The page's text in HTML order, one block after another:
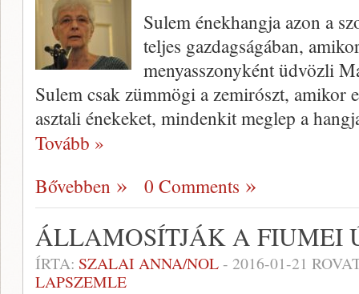
Sulem énekhangja azon a
teljes gazdagságában,
menyasszonyként üdvözli
Sulem csak zümmögi a zemirószt, amikor
asztali énekeket, mindenkit meglep a
Tovább »
Bővebben
0 Comments
ÁLLAMOSÍTJÁK A FIUMEI
ÍRTA: SZALAI ANNA/NOL- 2016-01-21
LAPSZEMLE